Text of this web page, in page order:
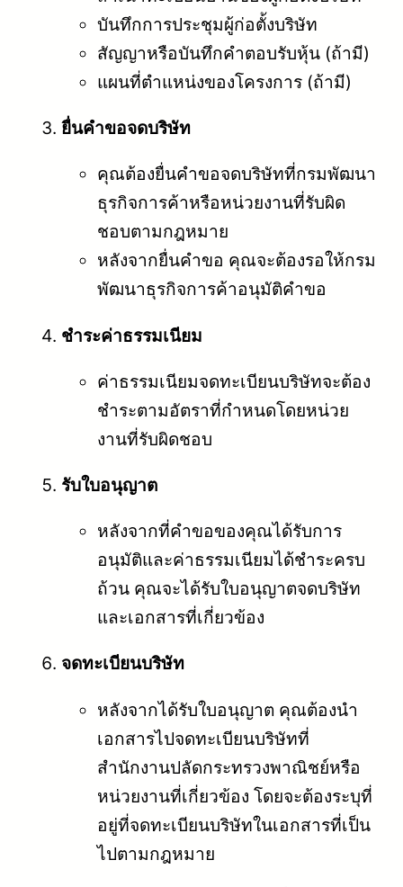
บันทึกการประชุมผู้ก่อตั้งบริษัท
สัญญาหรือบันทึกคำตอบรับหุ้น (ถ้ามี)
แผนที่ตำแหน่งของโครงการ (ถ้ามี)
ยื่นคำขอจดบริษัท
คุณต้องยื่นคำขอจดบริษัทที่กรมพัฒนา
ธุรกิจการค้าหรือหน่วยงานที่รับผิด
ชอบตามกฎหมาย
หลังจากยื่นคำขอ คุณจะต้องรอให้กรม
พัฒนาธุรกิจการค้าอนุมัติคำขอ
ชำระค่าธรรมเนียม
ค่าธรรมเนียมจดทะเบียนบริษัทจะต้อง
ชำระตามอัตราที่กำหนดโดยหน่วย
งานที่รับผิดชอบ
รับใบอนุญาต
หลังจากที่คำขอของคุณได้รับการ
อนุมัติและค่าธรรมเนียมได้ชำระครบ
ถ้วน คุณจะได้รับใบอนุญาตจดบริษัท
และเอกสารที่เกี่ยวข้อง
จดทะเบียนบริษัท
หลังจากได้รับใบอนุญาต คุณต้องนำ
เอกสารไปจดทะเบียนบริษัทที่
สำนักงานปลัดกระทรวงพาณิชย์หรือ
หน่วยงานที่เกี่ยวข้อง โดยจะต้องระบุที่
อยู่ที่จดทะเบียนบริษัทในเอกสารที่เป็น
ไปตามกฎหมาย